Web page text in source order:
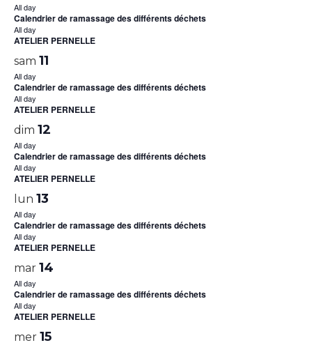
All day
Calendrier de ramassage des différents déchets
All day
ATELIER PERNELLE
sam 11
All day
Calendrier de ramassage des différents déchets
All day
ATELIER PERNELLE
dim 12
All day
Calendrier de ramassage des différents déchets
All day
ATELIER PERNELLE
lun 13
All day
Calendrier de ramassage des différents déchets
All day
ATELIER PERNELLE
mar 14
All day
Calendrier de ramassage des différents déchets
All day
ATELIER PERNELLE
mer 15